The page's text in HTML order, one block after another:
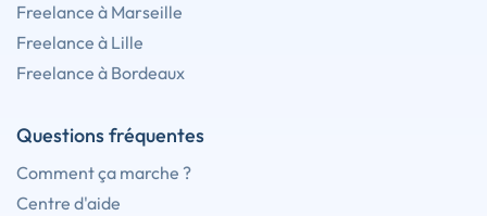
Freelance à Marseille
Freelance à Lille
Freelance à Bordeaux
Questions fréquentes
Comment ça marche ?
Centre d'aide